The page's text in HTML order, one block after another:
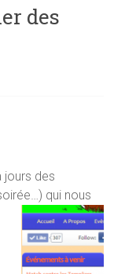
des
jours des
qui nous